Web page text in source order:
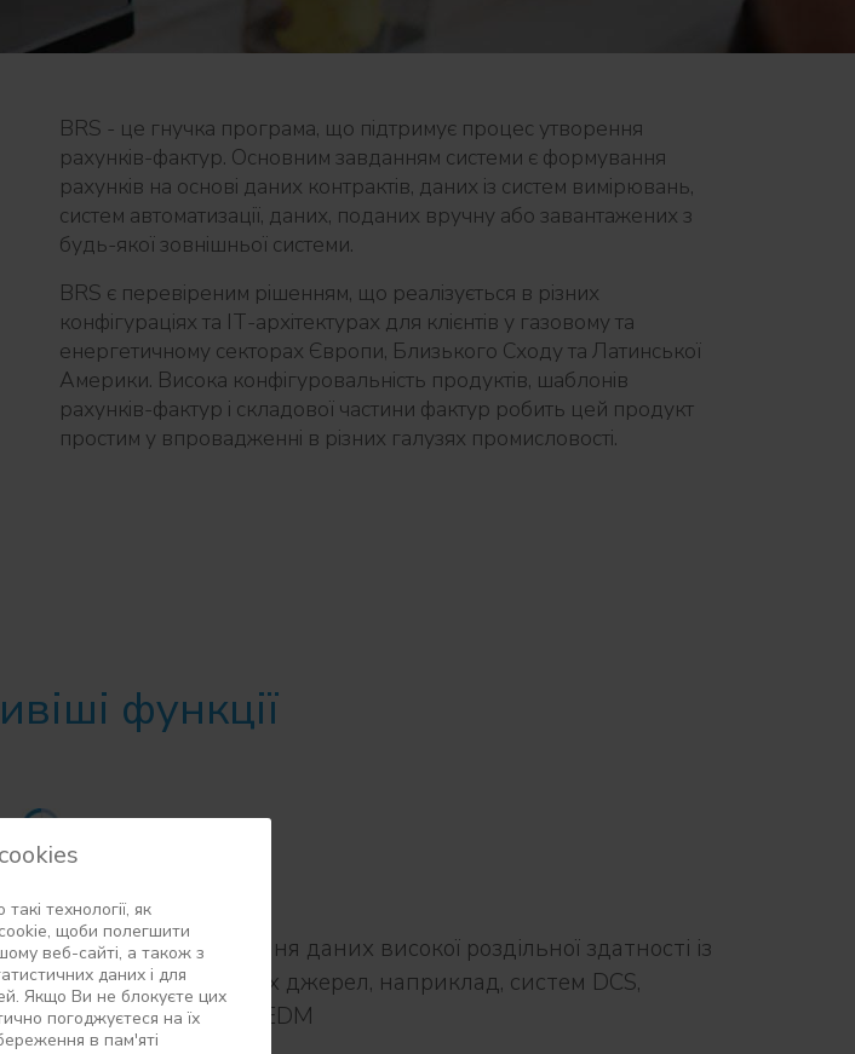
BRS - це гнучка програма, що підтримує процес утворення
рахунків-фактур. Основним завданням системи є формування
рахунків на основі даних контрактів, даних із систем вимірювань,
систем автоматизації, даних, поданих вручну або завантажених з
будь-якої зовнішньої системи.
BRS є перевіреним рішенням, що реалізується в різних
конфігураціях та ІТ-архітектурах для клієнтів у газовому та
енергетичному секторах Європи, Близького Сходу та Латинської
Америки. Висока конфігуровальність продуктів, шаблонів
рахунків-фактур і складової частини фактур робить цей продукт
простим у впровадженні в різних галузях промисловості.
функції
Отримання даних високої роздільної здатності із
зовнішніх джерел, наприклад, систем DCS,
SCADA, EDM
технології, як
щоби полегшити
веб-сайті, а також з
даних і для
Якщо Ви не блокуєте цих
погоджуєтеся на їх
в пам'яті